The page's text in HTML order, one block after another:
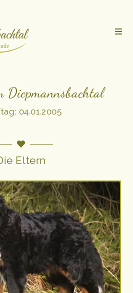
04.01.2005
Eltern